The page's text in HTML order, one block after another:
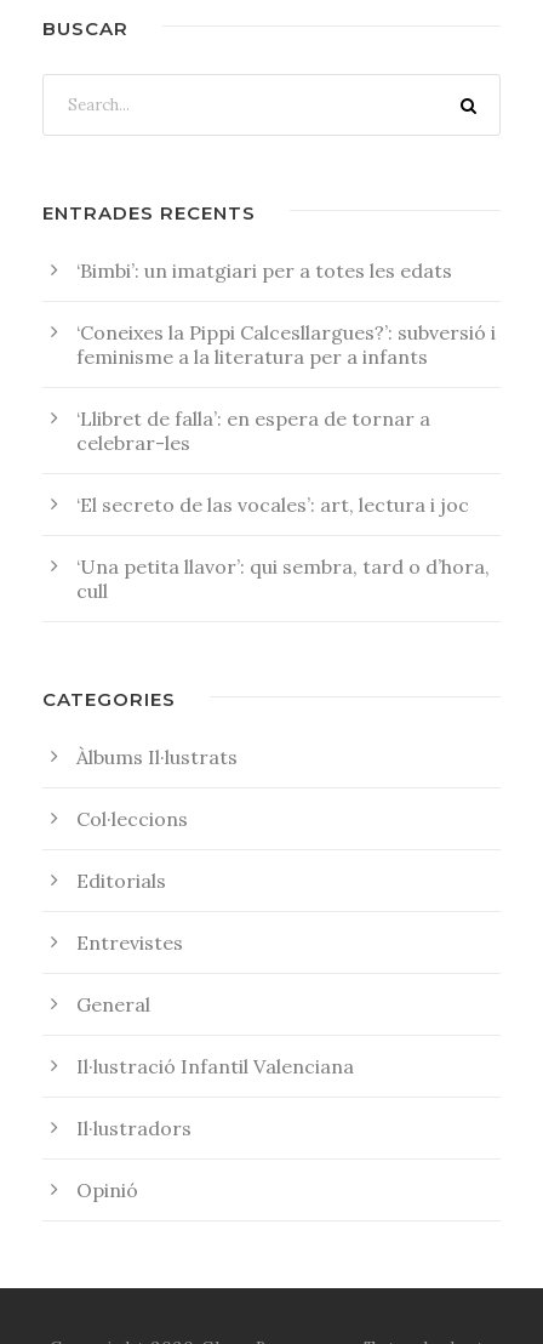
BUSCAR
ENTRADES RECENTS
‘Bimbi’: un imatgiari per a totes les edats
‘Coneixes la Pippi Calcesllargues?’: subversió i
feminisme a la literatura per a infants
‘Llibret de falla’: en espera de tornar a
celebrar-les
‘El secreto de las vocales’: art, lectura i joc
‘Una petita llavor’: qui sembra, tard o d’hora,
cull
CATEGORIES
Àlbums Il·lustrats
Col·leccions
Editorials
Entrevistes
General
Il·lustració Infantil Valenciana
Il·lustradors
Opinió